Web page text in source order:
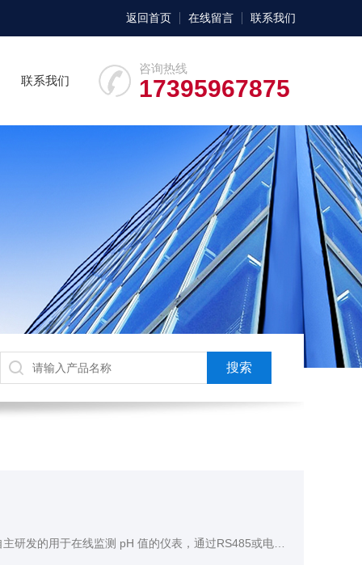
返回首页 在线留言 联系我们
咨询热线
17395967875
联系我们